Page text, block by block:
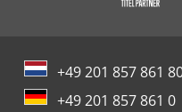
+49 201 857 861
+49 201 857 861 0